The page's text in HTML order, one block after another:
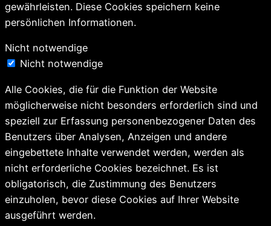
gewährleisten. Diese Cookies speichern keine
persönlichen Informationen.
Nicht notwendige
Nicht notwendige
Alle Cookies, die für die Funktion der Website
möglicherweise nicht besonders erforderlich sind und
speziell zur Erfassung personenbezogener Daten des
Benutzers über Analysen, Anzeigen und andere
eingebettete Inhalte verwendet werden, werden als
nicht erforderliche Cookies bezeichnet. Es ist
obligatorisch, die Zustimmung des Benutzers
einzuholen, bevor diese Cookies auf Ihrer Website
ausgeführt werden.